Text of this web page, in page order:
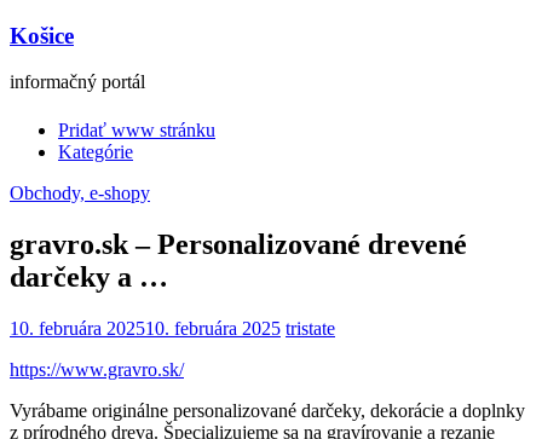
Košice
informačný portál
Pridať www stránku
Kategórie
Obchody, e-shopy
gravro.sk – Personalizované drevené
darčeky a …
10. februára 202510. februára 2025 tristate
https://www.gravro.sk/
Vyrábame originálne personalizované darčeky, dekorácie a doplnky
z prírodného dreva. Špecializujeme sa na gravírovanie a rezanie